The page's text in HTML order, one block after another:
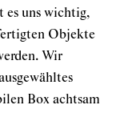
es uns wichtig,
Objekte
Wir
Box achtsam